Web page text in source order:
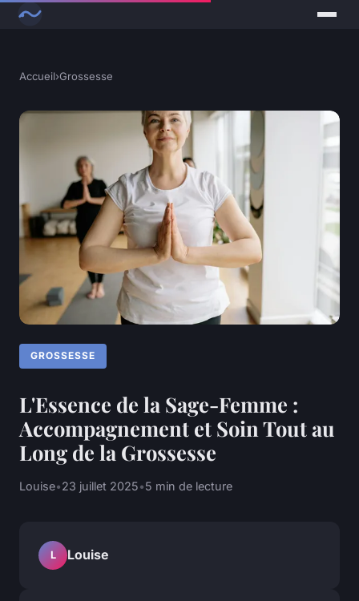
Accueil›Grossesse
GROSSESSE
L'Essence de la Sage-Femme :
Accompagnement et Soin Tout au
Long de la Grossesse
Louise•23 juillet 2025•5 min de lecture
L Louise